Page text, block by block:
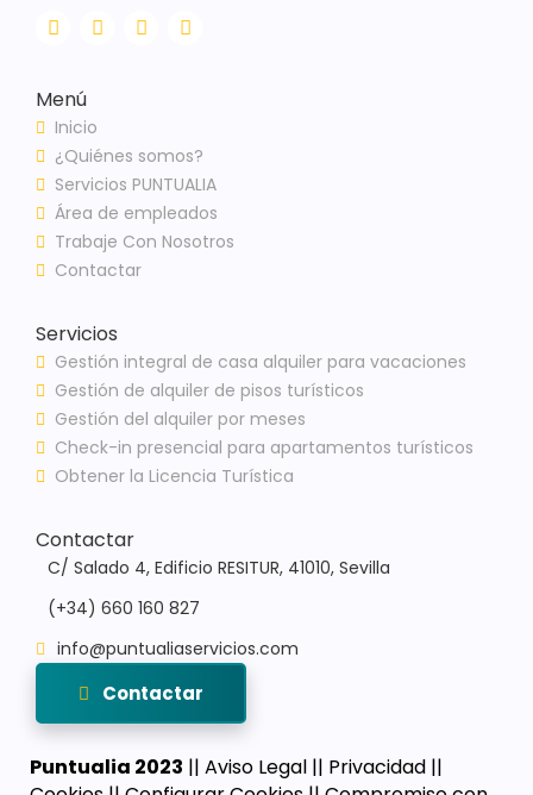
Menú
Inicio
¿Quiénes somos?
Servicios PUNTUALIA
Área de empleados
Trabaje Con Nosotros
Contactar
Servicios
Gestión integral de casa alquiler para vacaciones
Gestión de alquiler de pisos turísticos
Gestión del alquiler por meses
Check-in presencial para apartamentos turísticos
Obtener la Licencia Turística
Contactar
C/ Salado 4, Edificio RESITUR, 41010, Sevilla
(+34) 660 160 827
info@puntualiaservicios.com
Contactar
Puntualia 2023 || Aviso Legal || Privacidad ||